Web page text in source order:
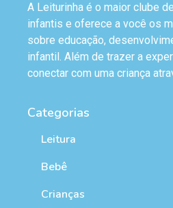
A Leiturinha é o maior clube
infantis e oferece a você os
sobre educação,
infantil. Além de trazer a
conectar com uma criança
Categorias
Leitura
Bebê
Crianças